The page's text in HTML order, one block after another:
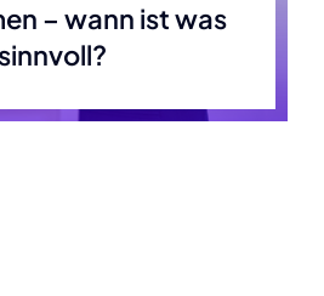
– wann ist was
sinnvoll?